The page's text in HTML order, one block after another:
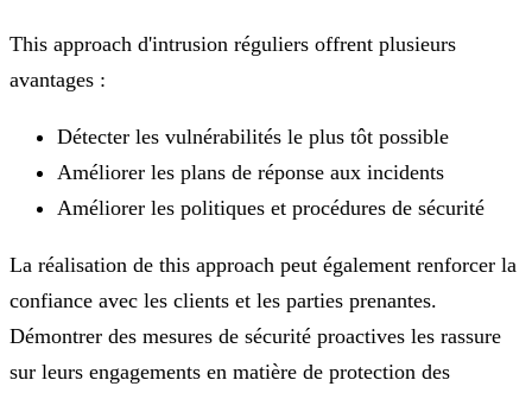
This approach d'intrusion réguliers offrent plusieurs
avantages :
Détecter les vulnérabilités le plus tôt possible
Améliorer les plans de réponse aux incidents
Améliorer les politiques et procédures de sécurité
La réalisation de this approach peut également renforcer la
confiance avec les clients et les parties prenantes.
Démontrer des mesures de sécurité proactives les rassure
sur leurs engagements en matière de protection des